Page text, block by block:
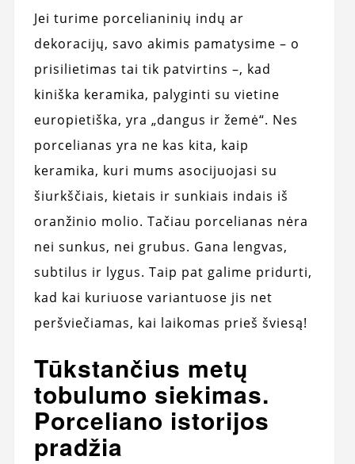
Jei turime porcelianinių indų ar
dekoracijų, savo akimis pamatysime – o
prisilietimas tai tik patvirtins –, kad
kiniška keramika, palyginti su vietine
europietiška, yra „dangus ir žemė“. Nes
porcelianas yra ne kas kita, kaip
keramika, kuri mums asocijuojasi su
šiurkščiais, kietais ir sunkiais indais iš
oranžinio molio. Tačiau porcelianas nėra
nei sunkus, nei grubus. Gana lengvas,
subtilus ir lygus. Taip pat galime pridurti,
kad kai kuriuose variantuose jis net
peršviečiamas, kai laikomas prieš šviesą!
Tūkstančius metų
tobulumo siekimas.
Porceliano istorijos
pradžia